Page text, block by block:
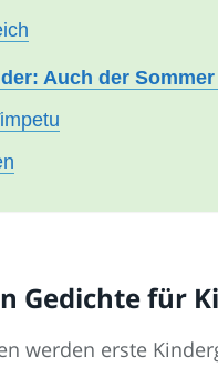
Auch der
Gedichte für
werden erste